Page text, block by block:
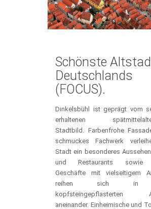
Schönste
Deutschlands
(FOCUS).
Dinkelsbühl ist geprägt vom
erhaltenen
Stadtbild. Farbenfrohe
schmuckes Fachwerk
Stadt ein besonderes
und Restaurants sowie
Geschäfte mit vielseitigem
reihen sich in
kopfsteingepflasterten
aneinander. Einheimische und